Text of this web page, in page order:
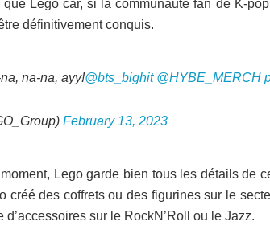
Lego car, si la communauté fan de K-
définitivement conquis.
na-na, ayy!@bts_bighit @HYBE_MERCH
February 13, 2023
Lego garde bien tous les détails de
créé des coffrets ou des figurines sur le
sur le RockN’Roll ou le Jazz.